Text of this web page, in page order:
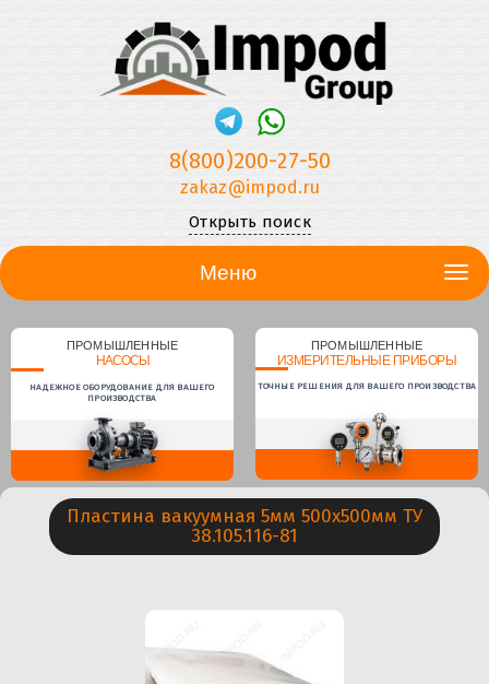
8(800)200-27-50
zakaz@impod.ru
Открыть поиск
Меню
ПРОМЫШЛЕННЫЕ
НАСОСЫ
НАДЕЖНОЕ ОБОРУДОВАНИЕ ДЛЯ ВАШЕГО
ПРОИЗВОДСТВА
ПРОМЫШЛЕННЫЕ
ИЗМЕРИТЕЛЬНЫЕ ПРИБОРЫ
ТОЧНЫЕ РЕШЕНИЯ ДЛЯ ВАШЕГО ПРОИЗВОДСТВА
Пластина вакуумная 5мм 500х500мм ТУ
38.105.116-81